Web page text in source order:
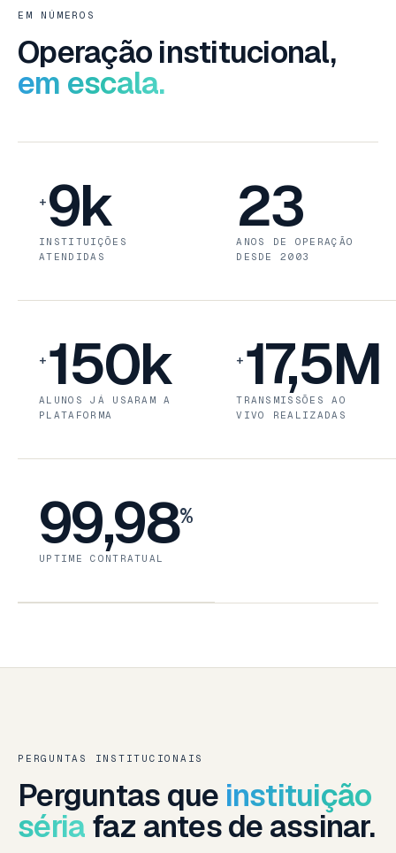
EM NÚMEROS
Operação institucional,
em escala.
+ 9k
INSTITUIÇÕES
ATENDIDAS
23
ANOS DE OPERAÇÃO
DESDE 2003
+ 150k
ALUNOS JÁ USARAM A
PLATAFORMA
+ 17,5M
TRANSMISSÕES AO
VIVO REALIZADAS
99,98%
UPTIME CONTRATUAL
PERGUNTAS INSTITUCIONAIS
Perguntas que instituição
séria faz antes de assinar.